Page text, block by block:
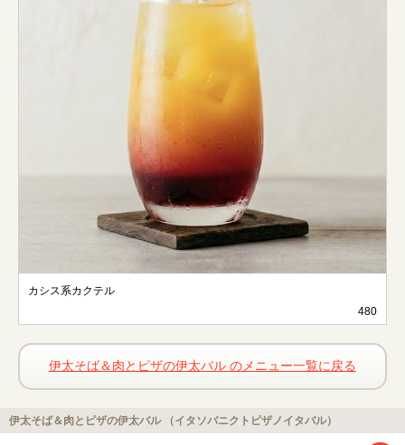
カシス系カクテル
480
伊太そば＆肉とピザの伊太バル のメニュー一覧に戻る
伊太そば＆肉とピザの伊太バル （イタソバニクトピザノイタバル）